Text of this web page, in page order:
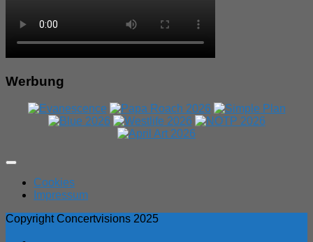
Werbung
Expand
Cookies
Impressum
Copyright Concertvisions 2025